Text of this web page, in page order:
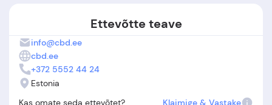
Ettevõtte teave
info@cbd.ee
cbd.ee
+372 5552 44 24
Estonia
Kas omate seda ettevõtet?
Klaimige & Vastake